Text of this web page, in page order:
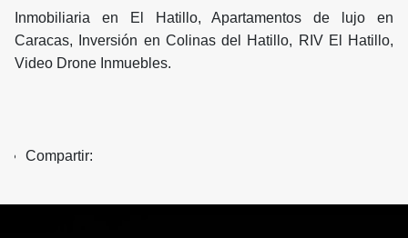
Inmobiliaria en El Hatillo, Apartamentos de lujo en
Caracas, Inversión en Colinas del Hatillo, RIV El Hatillo,
Video Drone Inmuebles.
Compartir: